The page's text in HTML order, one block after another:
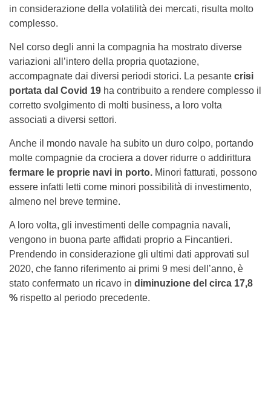
in considerazione della volatilità dei mercati, risulta molto
complesso.
Nel corso degli anni la compagnia ha mostrato diverse
variazioni all’intero della propria quotazione,
accompagnate dai diversi periodi storici. La pesante crisi
portata dal Covid 19 ha contribuito a rendere complesso il
corretto svolgimento di molti business, a loro volta
associati a diversi settori.
Anche il mondo navale ha subito un duro colpo, portando
molte compagnie da crociera a dover ridurre o addirittura
fermare le proprie navi in porto. Minori fatturati, possono
essere infatti letti come minori possibilità di investimento,
almeno nel breve termine.
A loro volta, gli investimenti delle compagnia navali,
vengono in buona parte affidati proprio a Fincantieri.
Prendendo in considerazione gli ultimi dati approvati sul
2020, che fanno riferimento ai primi 9 mesi dell’anno, è
stato confermato un ricavo in diminuzione del circa 17,8
% rispetto al periodo precedente.